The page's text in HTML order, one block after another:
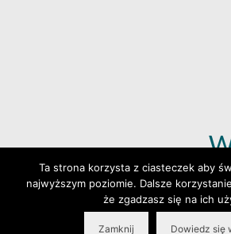
Ta strona korzysta z ciasteczek aby
najwyższym poziomie. Dalsze
że zgadzasz się na ich
Zamknij Dowiedz się